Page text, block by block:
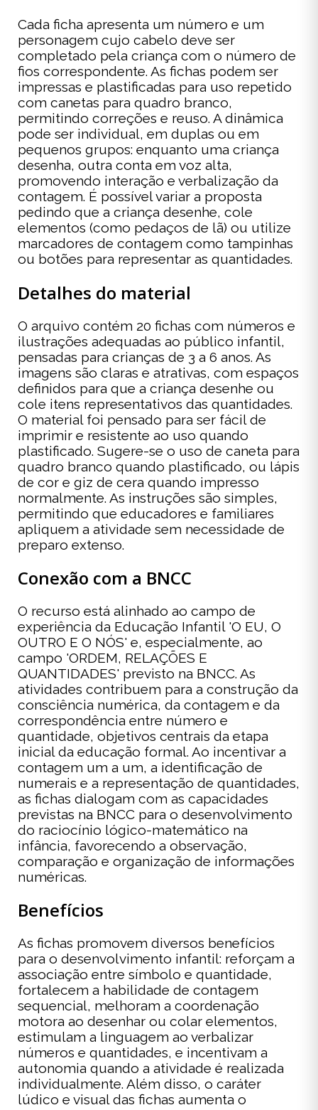
Cada ficha apresenta um número e um
personagem cujo cabelo deve ser
completado pela criança com o número de
fios correspondente. As fichas podem ser
impressas e plastificadas para uso repetido
com canetas para quadro branco,
permitindo correções e reuso. A dinâmica
pode ser individual, em duplas ou em
pequenos grupos: enquanto uma criança
desenha, outra conta em voz alta,
promovendo interação e verbalização da
contagem. É possível variar a proposta
pedindo que a criança desenhe, cole
elementos (como pedaços de lã) ou utilize
marcadores de contagem como tampinhas
ou botões para representar as quantidades.
Detalhes do material
O arquivo contém 20 fichas com números e
ilustrações adequadas ao público infantil,
pensadas para crianças de 3 a 6 anos. As
imagens são claras e atrativas, com espaços
definidos para que a criança desenhe ou
cole itens representativos das quantidades.
O material foi pensado para ser fácil de
imprimir e resistente ao uso quando
plastificado. Sugere-se o uso de caneta para
quadro branco quando plastificado, ou lápis
de cor e giz de cera quando impresso
normalmente. As instruções são simples,
permitindo que educadores e familiares
apliquem a atividade sem necessidade de
preparo extenso.
Conexão com a BNCC
O recurso está alinhado ao campo de
experiência da Educação Infantil 'O EU, O
OUTRO E O NÓS' e, especialmente, ao
campo 'ORDEM, RELAÇÕES E
QUANTIDADES' previsto na BNCC. As
atividades contribuem para a construção da
consciência numérica, da contagem e da
correspondência entre número e
quantidade, objetivos centrais da etapa
inicial da educação formal. Ao incentivar a
contagem um a um, a identificação de
numerais e a representação de quantidades,
as fichas dialogam com as capacidades
previstas na BNCC para o desenvolvimento
do raciocínio lógico-matemático na
infância, favorecendo a observação,
comparação e organização de informações
numéricas.
Benefícios
As fichas promovem diversos benefícios
para o desenvolvimento infantil: reforçam a
associação entre símbolo e quantidade,
fortalecem a habilidade de contagem
sequencial, melhoram a coordenação
motora ao desenhar ou colar elementos,
estimulam a linguagem ao verbalizar
números e quantidades, e incentivam a
autonomia quando a atividade é realizada
individualmente. Além disso, o caráter
lúdico e visual das fichas aumenta o